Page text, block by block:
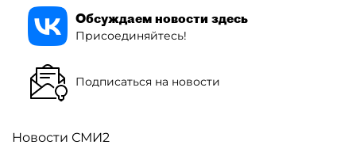
Обсуждаем новости здесь
Присоединяйтесь!
Подписаться на новости
Новости СМИ2